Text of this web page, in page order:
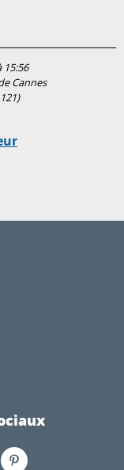
15:56
Cannes
)